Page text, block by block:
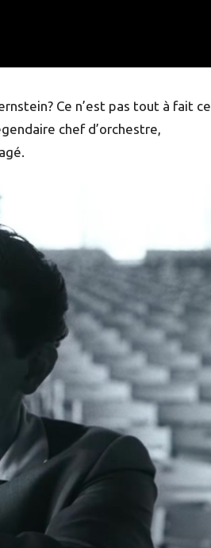
Ce n’est pas tout à fait ce
chef d’orchestre,